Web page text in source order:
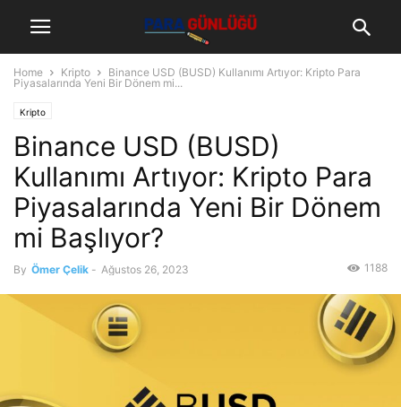
Home Kripto
Binance USD (BUSD) Kullanımı Artıyor: Kripto Para
Piyasalarında Yeni Bir Dönem mi...
Kripto
Binance USD (BUSD)
Kullanımı Artıyor: Kripto Para
Piyasalarında Yeni Bir Dönem
mi Başlıyor?
By Ömer Çelik - Ağustos 26, 2023 1188